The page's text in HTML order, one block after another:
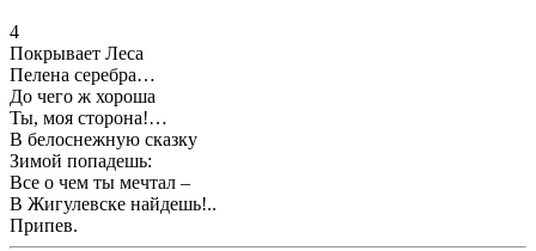
4
Покрывает Леса
Пелена серебра…
До чего ж хороша
Ты, моя сторона!…
В белоснежную сказку
Зимой попадешь:
Все о чем ты мечтал –
В Жигулевске найдешь!..
Припев.